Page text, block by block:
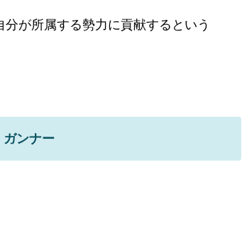
が所属する勢力に貢献するという
ガンナー